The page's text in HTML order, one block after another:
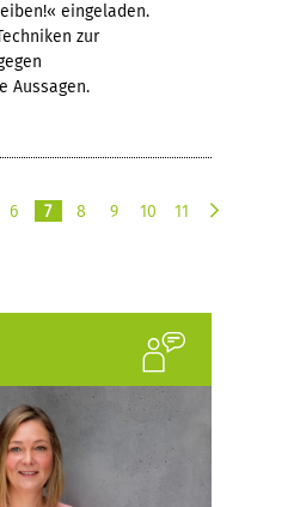
eingeladen.
zur
Aussagen.
6 7 8 9 10
11